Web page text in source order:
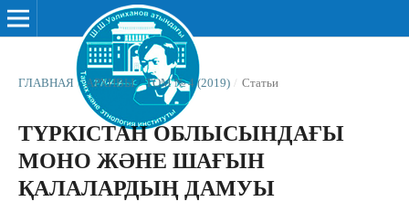
ГЛАВНАЯ / АРХИВЫ / ТОМ № 4 (2019) / Статьи
ТҮРКІСТАН ОБЛЫСЫНДАҒЫ
МОНО ЖƏНЕ ШАҒЫН
ҚАЛАЛАРДЫҢ ДАМУЫ